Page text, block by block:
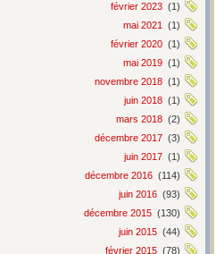
février 2023 (1)
mai 2021
(1)
février 2020 (1)
mai 2019 (1)
novembre 2018 (1)
juin 2018 (1)
mars 2018 (2)
décembre 2017 (3)
juin 2017 (1)
décembre 2016 (114)
juin 2016 (93)
décembre 2015 (130)
juin 2015 (44)
février 2015 (78)